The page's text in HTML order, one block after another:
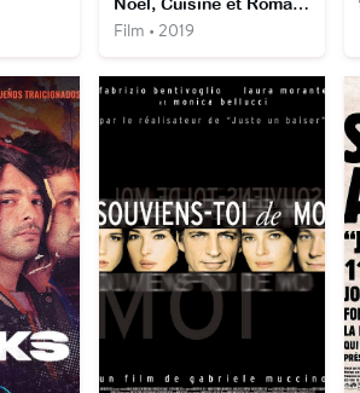
Film • 2019